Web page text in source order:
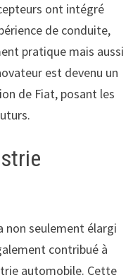
ont intégré
de conduite,
pratique mais aussi
est devenu un
de Fiat, posant les
non seulement élargi
contribué à
automobile. Cette